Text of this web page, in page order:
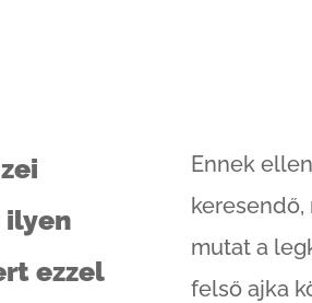
ilyen
ezzel
Ennek
keresendő,
mutat a
felső ajka